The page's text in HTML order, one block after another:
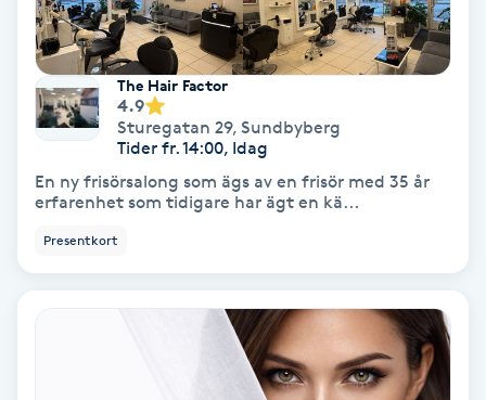
Mixfransar
Nagelförlängning
Nagelförlängning akryl
Nagelförlängning gelé
Nagelförlängning glasfiber
The Hair Factor
4.9
Sturegatan 29, Sundbyberg
Tider fr. 14:00, Idag
En ny frisörsalong som ägs av en frisör med 35 år
erfarenhet som tidigare har ägt en kä...
Presentkort